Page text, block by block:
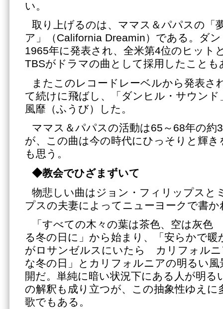
い。
取り上げるのは、ママス＆パパスの「
ア」（California Dreamin）である。ダ
1965年に発表され、全米第4位のヒット
TBSがドラマの曲として採用したことも
またこのレコードレーベルから発表さ
て続けに飛ばし、「ダンヒル・サウン
風靡（ふうび）した。
ママス＆パパスの活動は65～68年の約
が、この曲は今の時代にひっそりと輝
も思う。
◆教会でひざまずいて
物悲しい曲はジョン・フィリップスと
プスの夫妻によってニューヨークで書
「すべての木々の葉は茶色、空は灰
る冬の日に」から始まり、「安らかで
がロサンゼルスにいたら カリフォル
な冬の日」とカリフォルニアの明るい
開だ。単純に暗い状況下にある人が明る
の解釈も成り立つが、この抽象性ゆえに
歌でもある。